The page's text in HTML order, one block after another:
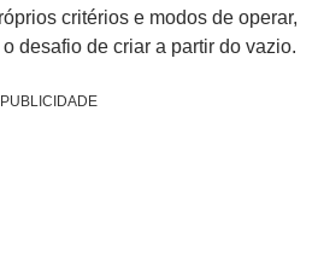
critérios e modos de operar,
desafio de criar a partir do vazio.
PUBLICIDADE